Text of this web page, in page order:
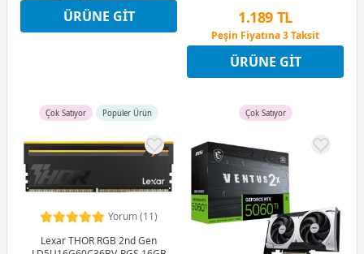
12 Ay x 2.093 TL taksitle
Peşin Fiyatına 3 Taksit
ÜRÜNE GIT 1.189 TL
Peşin Fiyatına 3 Taksit
12 Ay x 140 TL taksitle
Peşin Fiyatına 3 Taksit
ÜRÜNE GIT
Çok Satıyor Popüler Ürün
Yorum (11)
Lexar THOR RGB 2nd Gen
Çok Satıyor